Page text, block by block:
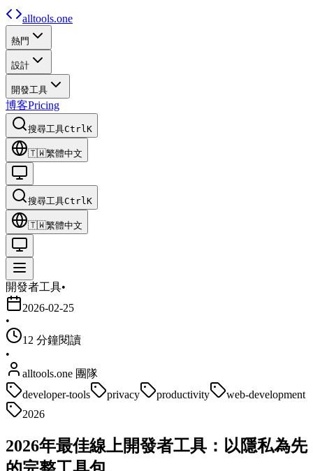
alltools.one
熱門
設計
開發工具
博客Pricing
搜尋工具CtrlK
🇹🇼繁體中文
搜尋工具CtrlK
🇹🇼繁體中文
開發者工具•
2026-02-25
•
12 分鐘閱讀
•
alltools.one 團隊
developer-tools
privacy productivity
web-development
2026
2026年最佳線上開發者工具：以隱私為先